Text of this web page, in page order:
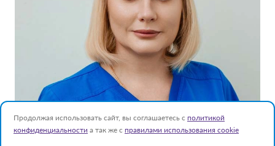
Продолжая использовать сайт, вы соглашаетесь с политикой
конфиденциальности а так же с правилами использования cookie